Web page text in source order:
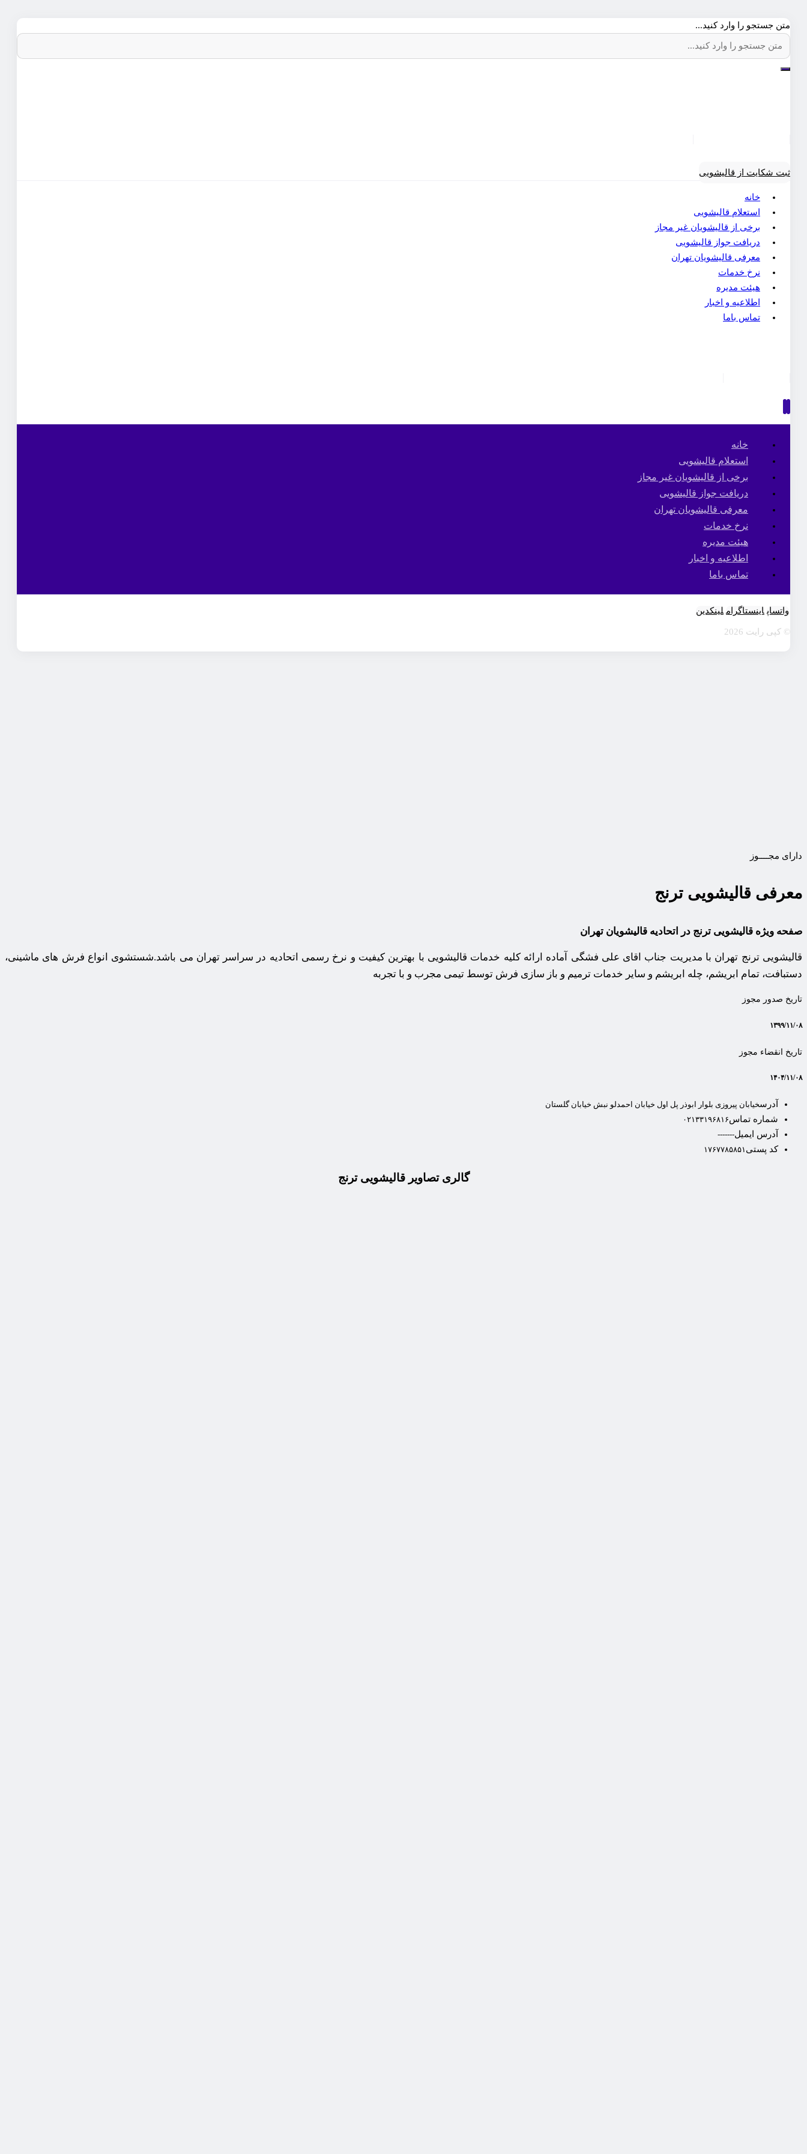
متن جستجو را وارد کنید...
ثبت شکایت از قالیشویی
خانه
استعلام قالیشویی
برخی از قالیشویان غیر مجاز
دریافت جواز قالیشویی
معرفی قالیشویان تهران
نرخ خدمات
هیئت مدیره
اطلاعیه و اخبار
تماس باما
خانه
استعلام قالیشویی
برخی از قالیشویان غیر مجاز
دریافت جواز قالیشویی
معرفی قالیشویان تهران
نرخ خدمات
هیئت مدیره
اطلاعیه و اخبار
تماس باما
واتساپ اینستاگرام لینکدین
© کپی رایت 2026
دارای مجــــوز
معرفی قالیشویی ترنج
صفحه ویژه قالیشویی ترنج در اتحادیه قالیشویان تهران
قالیشویی ترنج تهران با مدیریت جناب اقای علی فشگی آماده ارائه کلیه خدمات قالیشویی با بهترین کیفیت و نرخ رسمی اتحادیه در سراسر تهران می باشد.شستشوی انواع فرش های ماشینی،
دستبافت، تمام ابریشم، چله ابریشم و سایر خدمات ترمیم و باز سازی فرش توسط تیمی مجرب و با تجربه
تاریخ صدور مجوز
۱۳۹۹/۱۱/۰۸
تاریخ انقضاء مجوز
۱۴۰۴/۱۱/۰۸
آدرسخیابان پیروزی بلوار ابوذر پل اول خیابان احمدلو نبش خیابان گلستان
شماره تماس۰۲۱۳۳۱۹۶۸۱۶
آدرس ایمیل-------
کد پستی ۱۷۶۷۷۸۵۸۵۱
گالری تصاویر قالیشویی ترنج